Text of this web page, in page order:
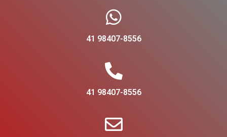
41 98407-8556
41 98407-8556